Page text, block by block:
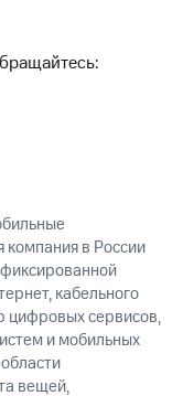
в России
кабельного
цифровых сервисов,
и мобильных
вещей,